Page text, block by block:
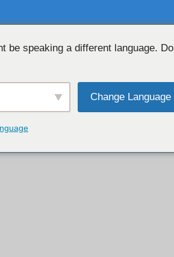
be speaking a different language. Do
Change Language